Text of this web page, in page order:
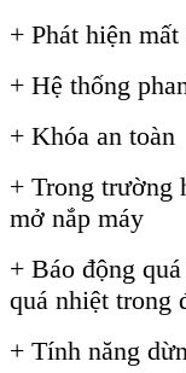
+ Phát hiện
+ Hệ thống
+ Khóa an toàn
+ Trong trường
mở nắp máy
+ Báo động
quá nhiệt trong
+ Tính năng